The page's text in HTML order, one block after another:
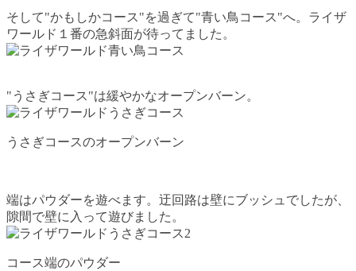
そして"かもしかコース "を過ぎて"青い鳥コース"へ。ライザ
ワールド１番の急斜面が待ってました。
"うさぎコース"は緩やかなオープンバーン。
うさぎコースのオープンバーン
端はパウダーを遊べます。迂回路は壁にブッシュでしたが、
隙間で壁に入って遊びました。
コース端のパウダー